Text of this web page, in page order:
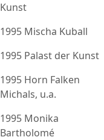
Kunst
1995 Mischa Kuball
1995 Palast der Kunst
1995 Horn Falken
Michals, u.a.
1995 Monika
Bartholomé